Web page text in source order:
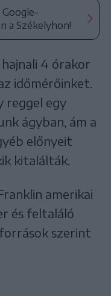
a Székelyhon!
4 órakor
időmérőinket.
reggel egy
ágyban, ám a
előnyeit
kitalálták.
amerikai
és feltaláló
szerint